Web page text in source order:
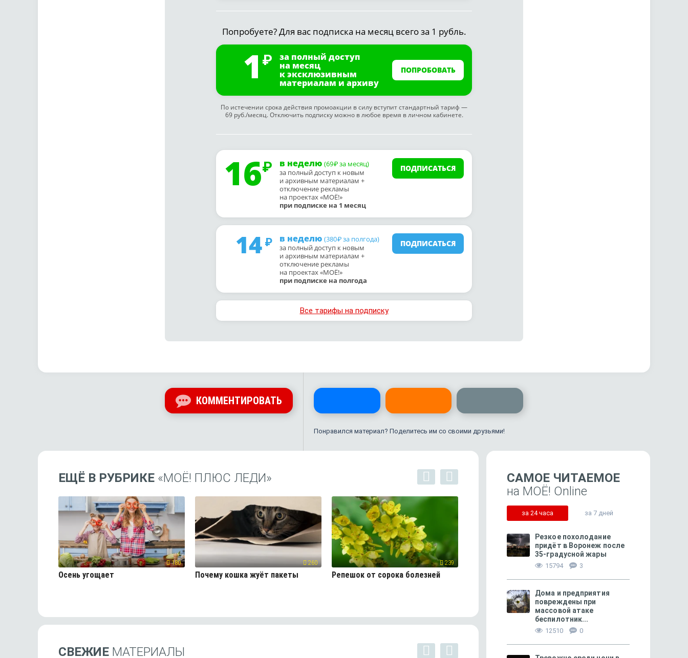
Попробуете? Для вас подписка на месяц всего за 1 рубль.
1 за полный доступ
на месяц
к эксклюзивным
материалам и архиву
ПОПРОБОВАТЬ
По истечении срока действия промоакции в силу вступит стандартный тариф —
69 руб./месяц. Отключить подписку можно в любое время в личном кабинете.
16 в неделю (69₽ за месяц)
за полный доступ к новым
и архивным материалам +
отключение рекламы
на проектах «МОЁ!»
при подписке на 1 месяц
ПОДПИСАТЬСЯ
14 в неделю (380₽ за полгода)
за полный доступ к новым
и архивным материалам +
отключение рекламы
на проектах «МОЁ!»
при подписке на полгода
ПОДПИСАТЬСЯ
Все тарифы на подписку
КОММЕНТИРОВАТЬ
Понравился материал? Поделитесь им со своими друзьями!
ЕЩЁ В РУБРИКЕ «МОЁ! ПЛЮС ЛЕДИ»
180
Осень угощает
260
Почему кошка жуёт пакеты
239
Репешок от сорока болезней
167
СВЕЖИЕ МАТЕРИАЛЫ
САМОЕ ЧИТАЕМОЕ
на МОЁ! Online
за 24 часа за 7 дней
Резкое похолодание
придёт в Воронеж после
35-градусной жары
15794 3
Дома и предприятия
повреждены при
массовой атаке
беспилотник...
12510 0